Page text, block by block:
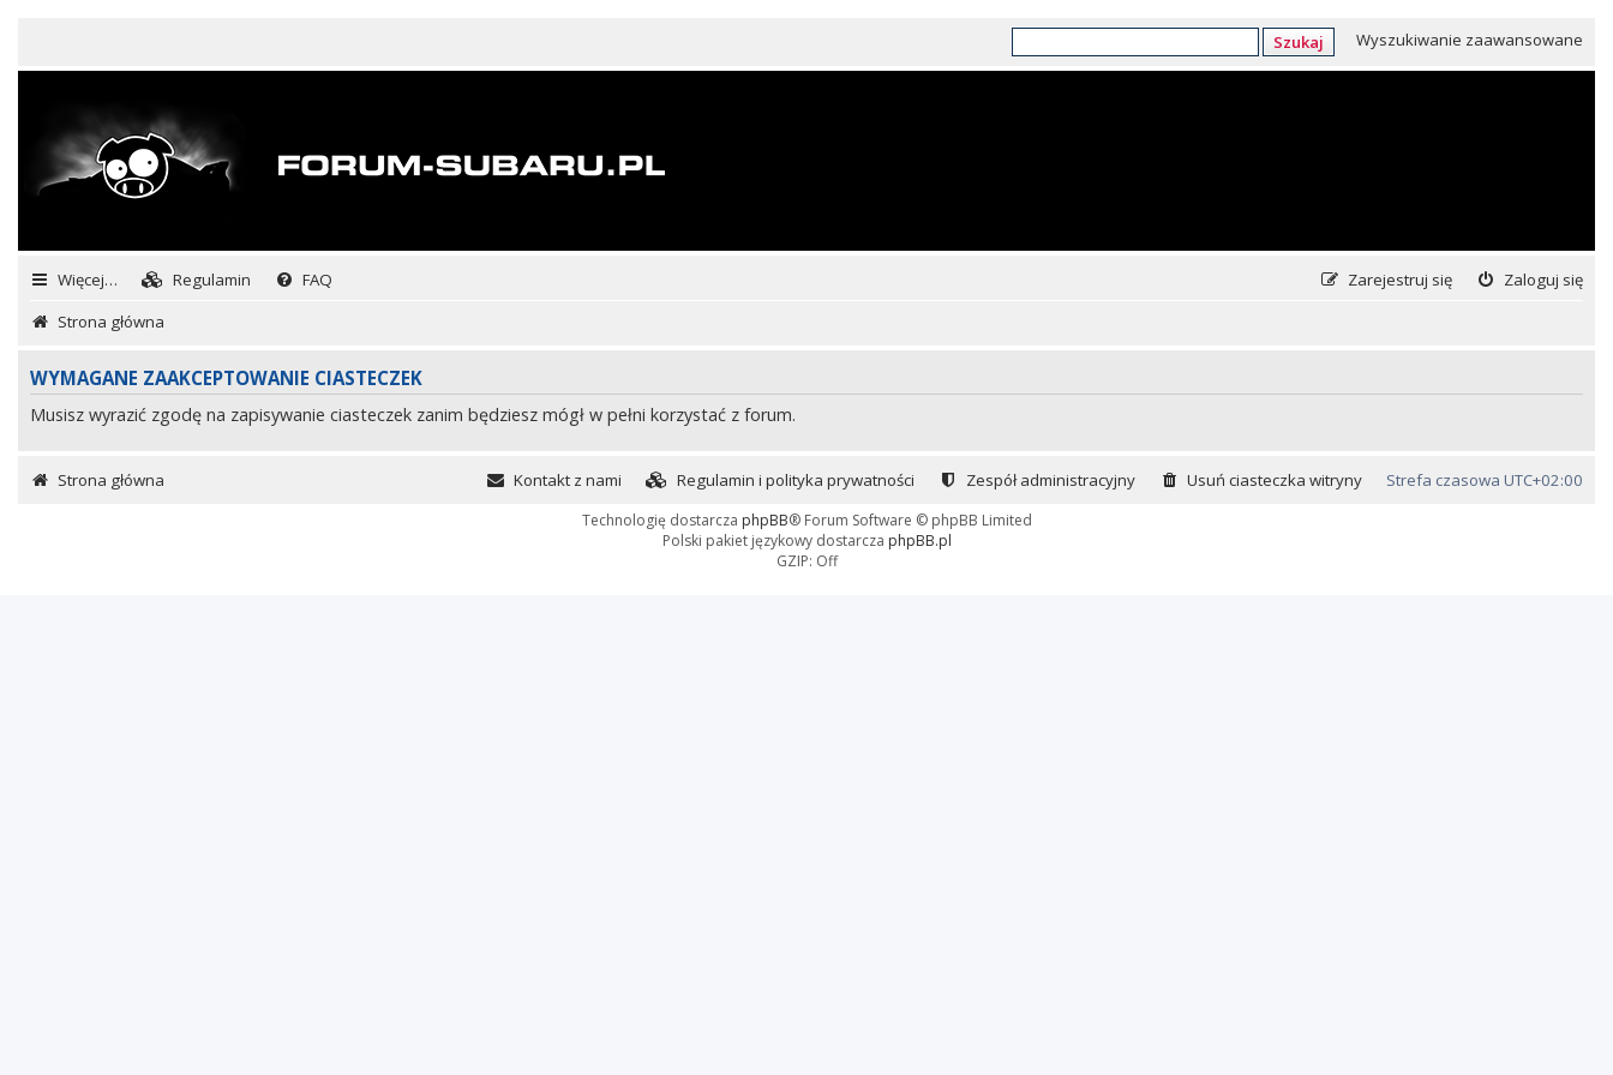
Szukaj Wyszukiwanie zaawansowane
Więcej… Regulamin FAQ Zaloguj się
Zarejestruj się
Strona główna
WYMAGANE ZAAKCEPTOWANIE CIASTECZEK
Musisz wyrazić zgodę na zapisywanie ciasteczek zanim będziesz mógł w pełni korzystać z forum.
Strona główna Strefa czasowa UTC+02:00
Usuń ciasteczka witryny
Zespół administracyjny
Regulamin i polityka prywatności
Kontakt z nami
Technologię dostarcza phpBB® Forum Software © phpBB Limited
Polski pakiet językowy dostarcza phpBB.pl
GZIP: Off